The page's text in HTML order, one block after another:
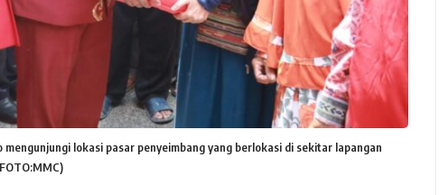
mengunjungi lokasi pasar penyeimbang yang berlokasi di sekitar lapangan